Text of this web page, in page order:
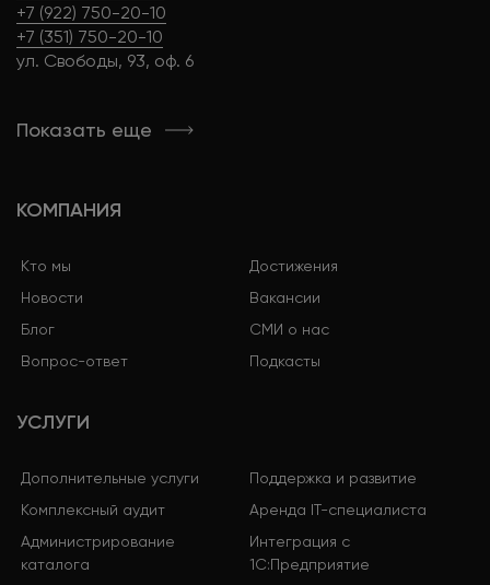
+7 (922) 750-20-10
+7 (351) 750-20-10
ул. Свободы, 93, оф. 6
Показать еще
КОМПАНИЯ
Кто мы
Достижения
Новости
Вакансии
Блог
СМИ о нас
Вопрос-ответ
Подкасты
УСЛУГИ
Дополнительные услуги
Поддержка и развитие
Комплексный аудит
Аренда IT-специалиста
Администрирование
каталога
Интеграция с
1С:Предприятие